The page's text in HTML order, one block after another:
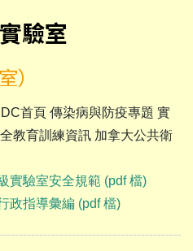
驗室
）
首頁 傳染病與防疫專題 實
教育訓練資訊 加拿大公共衛
實驗室安全規範 (pdf 檔)
政指導彙編 (pdf 檔)